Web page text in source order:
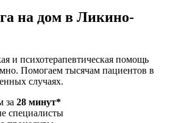
на дом в Ликино-
и психотерапевтическая помощь
Помогаем тысячам пациентов в
случаях.
за 28 минут*
специалисты